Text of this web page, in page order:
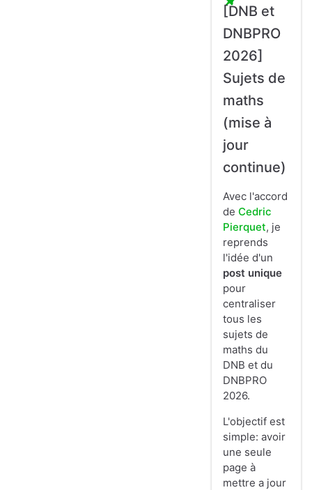
[DNB et
DNBPRO
2026]
Sujets de
maths
(mise à
jour
continue)
Avec l'accord
de Cedric
Pierquet, je
reprends
l'idée d'un
post unique
pour
centraliser
tous les
sujets de
maths du
DNB et du
DNBPRO
2026.
L'objectif est
simple: avoir
une seule
page à
mettre a jour